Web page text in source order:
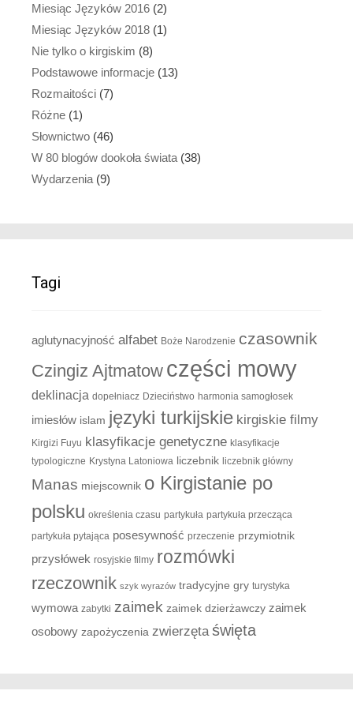
Miesiąc Języków 2016 (2)
Miesiąc Języków 2018 (1)
Nie tylko o kirgiskim (8)
Podstawowe informacje (13)
Rozmaitości (7)
Różne (1)
Słownictwo (46)
W 80 blogów dookoła świata (38)
Wydarzenia (9)
Tagi
aglutynacyjność alfabet Boże Narodzenie czasownik
Czingiz Ajtmatow części mowy
deklinacja dopełniacz Dzieciństwo harmonia samogłosek
imiesłów islam języki turkijskie kirgiskie filmy
Kirgizi Fuyu klasyfikacje genetyczne klasyfikacje
typologiczne Krystyna Latoniowa liczebnik liczebnik główny
Manas miejscownik o Kirgistanie po
polsku określenia czasu partykuła partykuła przecząca
partykuła pytająca posesywność przeczenie przymiotnik
przysłówek rosyjskie filmy rozmówki
rzeczownik szyk wyrazów tradycyjne gry turystyka
wymowa zabytki zaimek zaimek dzierżawczy zaimek
osobowy zapożyczenia zwierzęta święta